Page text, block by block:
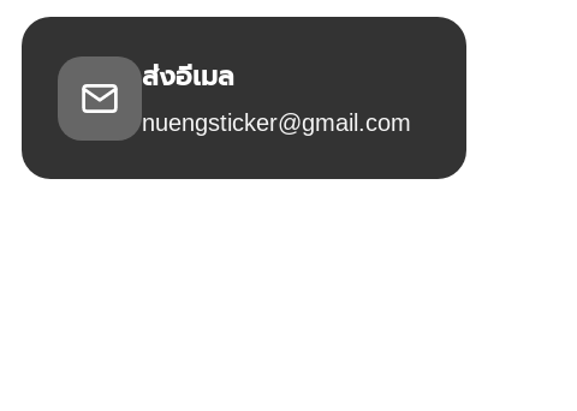
ส่งอีเมล
nuengsticker@gmail.com